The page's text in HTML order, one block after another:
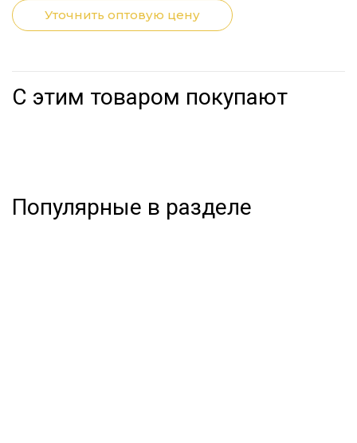
Уточнить оптовую цену
С этим товаром покупают
Популярные в разделе